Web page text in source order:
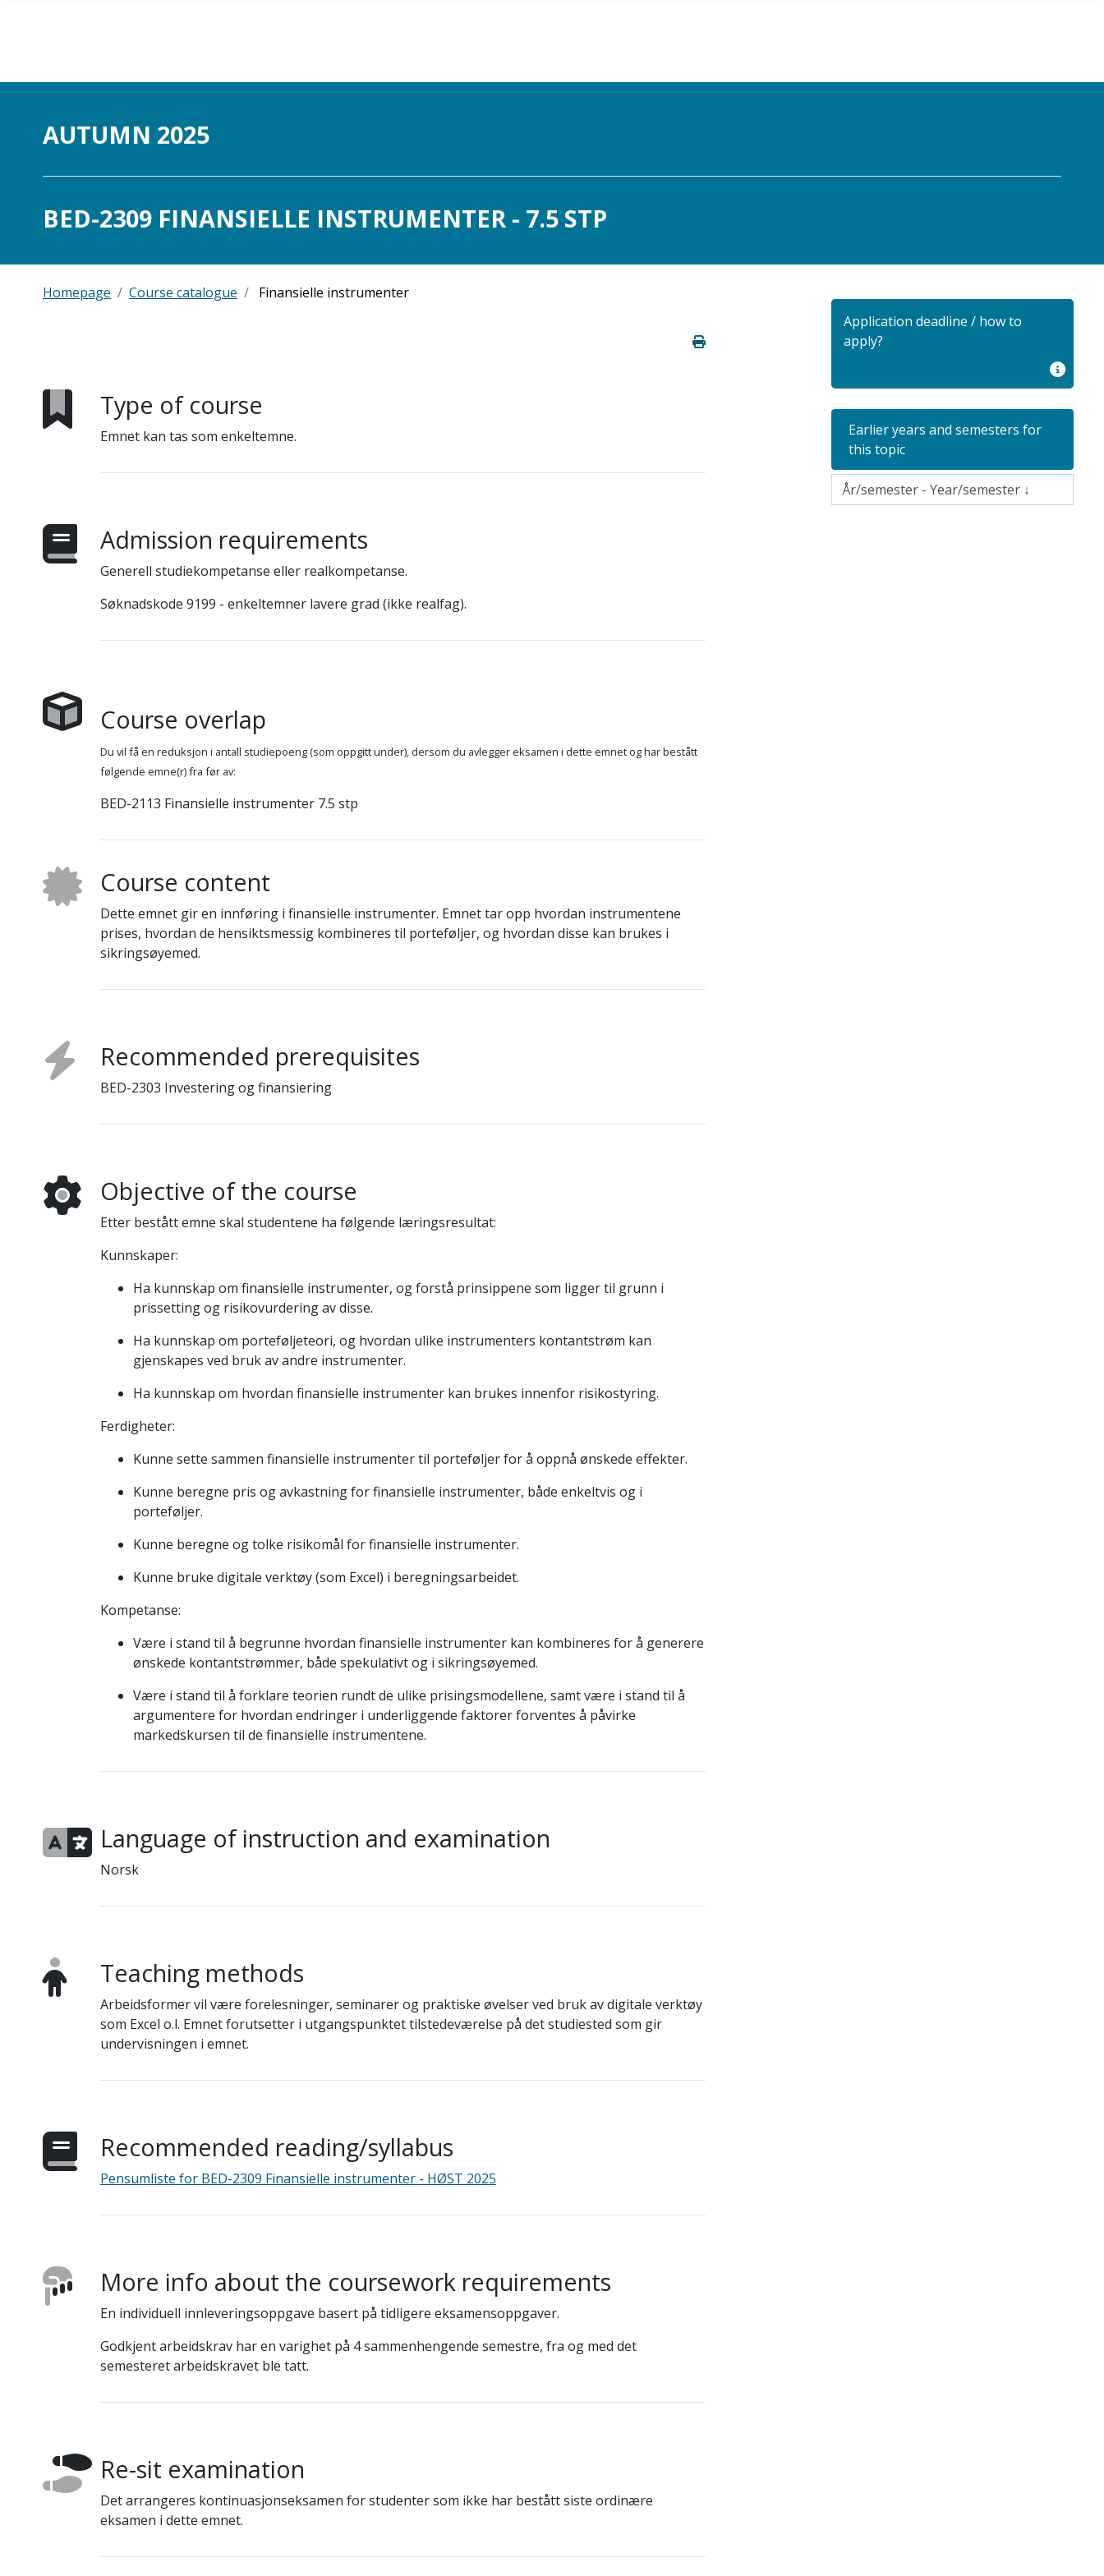
AUTUMN 2025
BED-2309 FINANSIELLE INSTRUMENTER - 7.5 STP
Homepage Course catalogue Finansielle instrumenter
Type of course
Emnet kan tas som enkeltemne.
Admission requirements
Generell studiekompetanse eller realkompetanse.
Søknadskode 9199 - enkeltemner lavere grad (ikke realfag).
Course overlap
Du vil få en reduksjon i antall studiepoeng (som oppgitt under), dersom du avlegger eksamen i dette emnet og har bestått
følgende emne(r) fra før av:
BED-2113 Finansielle instrumenter 7.5 stp
Course content
Dette emnet gir en innføring i finansielle instrumenter. Emnet tar opp hvordan instrumentene
prises, hvordan de hensiktsmessig kombineres til porteføljer, og hvordan disse kan brukes i
sikringsøyemed.
Recommended prerequisites
BED-2303 Investering og finansiering
Objective of the course
Etter bestått emne skal studentene ha følgende læringsresultat:
Kunnskaper:
Ha kunnskap om finansielle instrumenter, og forstå prinsippene som ligger til grunn i
prissetting og risikovurdering av disse.
Ha kunnskap om porteføljeteori, og hvordan ulike instrumenters kontantstrøm kan
gjenskapes ved bruk av andre instrumenter.
Ha kunnskap om hvordan finansielle instrumenter kan brukes innenfor risikostyring.
Ferdigheter:
Kunne sette sammen finansielle instrumenter til porteføljer for å oppnå ønskede effekter.
Kunne beregne pris og avkastning for finansielle instrumenter, både enkeltvis og i
porteføljer.
Kunne beregne og tolke risikomål for finansielle instrumenter.
Kunne bruke digitale verktøy (som Excel) i beregningsarbeidet.
Kompetanse:
Være i stand til å begrunne hvordan finansielle instrumenter kan kombineres for å generere
ønskede kontantstrømmer, både spekulativt og i sikringsøyemed.
Være i stand til å forklare teorien rundt de ulike prisingsmodellene, samt være i stand til å
argumentere for hvordan endringer i underliggende faktorer forventes å påvirke
markedskursen til de finansielle instrumentene.
Language of instruction and examination
Norsk
Teaching methods
Arbeidsformer vil være forelesninger, seminarer og praktiske øvelser ved bruk av digitale verktøy
som Excel o.l. Emnet forutsetter i utgangspunktet tilstedeværelse på det studiested som gir
undervisningen i emnet.
Recommended reading/syllabus
Pensumliste for BED-2309 Finansielle instrumenter - HØST 2025
More info about the coursework requirements
En individuell innleveringsoppgave basert på tidligere eksamensoppgaver.
Godkjent arbeidskrav har en varighet på 4 sammenhengende semestre, fra og med det
semesteret arbeidskravet ble tatt.
Re-sit examination
Det arrangeres kontinuasjonseksamen for studenter som ikke har bestått siste ordinære
eksamen i dette emnet.
Application deadline / how to
apply?
Earlier years and semesters for
this topic